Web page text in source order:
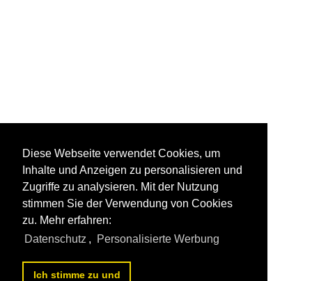
Diese Webseite verwendet Cookies, um
Inhalte und Anzeigen zu personalisieren und
Zugriffe zu analysieren. Mit der Nutzung
stimmen Sie der Verwendung von Cookies
zu. Mehr erfahren:
Datenschutz , Personalisierte Werbung
Ich stimme zu und